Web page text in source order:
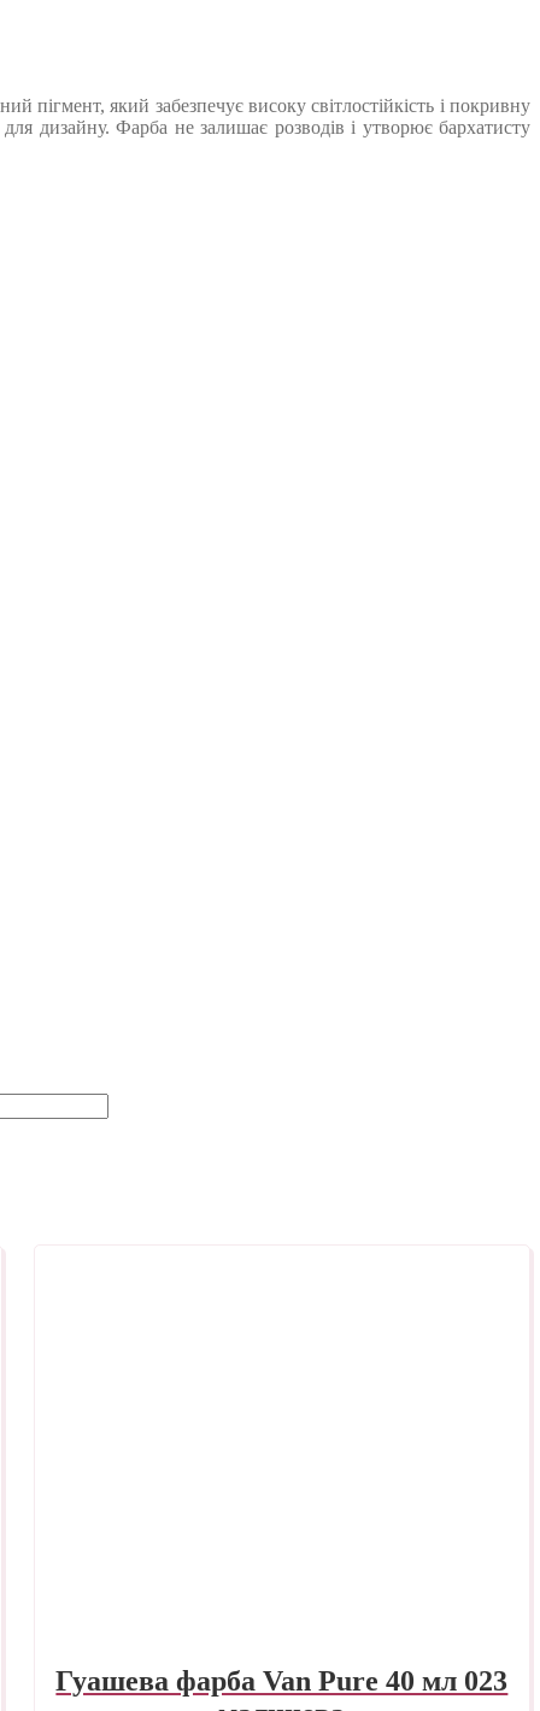
пігмент, який забезпечує високу світлостійкість і покривну
дизайну. Фарба не залишає розводів і утворює бархатисту
Гуашева фарба Van Pure 40 мл 023